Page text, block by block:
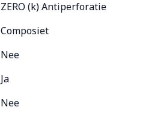
ZERO (k) Antiperforatie
Composiet
Nee
Ja
Nee